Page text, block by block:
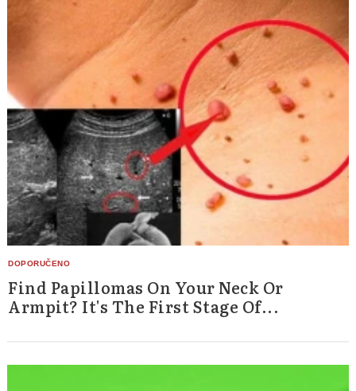
Find Papillomas On Your Neck Or
Armpit? It's The First Stage Of...